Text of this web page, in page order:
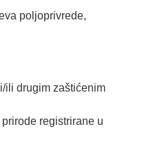
poljoprivrede,
ili drugim zaštićenim
registrirane u